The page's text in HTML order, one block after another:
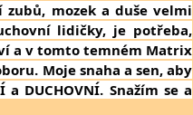
mozek a duše velmi
lidičky, je potřeba,
a v tomto temném Matrix
Moje snaha a sen, aby
DUCHOVNÍ. Snažím se a